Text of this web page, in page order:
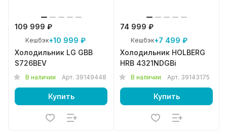
109 999 ₽
Кешбэк+10 999 ₽
Холодильник LG GBB
S726BEV
В наличии Арт. 39149448
Купить
74 999 ₽
Кешбэк+7 499 ₽
Холодильник HOLBERG
HRB 4321NDGBi
В наличии Арт. 39143175
Купить